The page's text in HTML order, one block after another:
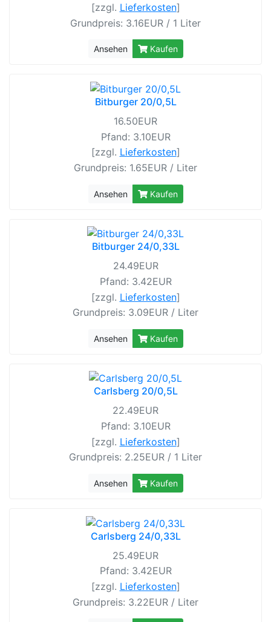
[zzgl. Lieferkosten]
Grundpreis: 3.16EUR / 1 Liter
Ansehen Kaufen
Bitburger 20/0,5L
16.50EUR
Pfand: 3.10EUR
[zzgl. Lieferkosten]
Grundpreis: 1.65EUR / Liter
Ansehen Kaufen
Bitburger 24/0,33L
24.49EUR
Pfand: 3.42EUR
[zzgl. Lieferkosten]
Grundpreis: 3.09EUR / Liter
Ansehen Kaufen
Carlsberg 20/0,5L
22.49EUR
Pfand: 3.10EUR
[zzgl. Lieferkosten]
Grundpreis: 2.25EUR / 1 Liter
Ansehen Kaufen
Carlsberg 24/0,33L
25.49EUR
Pfand: 3.42EUR
[zzgl. Lieferkosten]
Grundpreis: 3.22EUR / Liter